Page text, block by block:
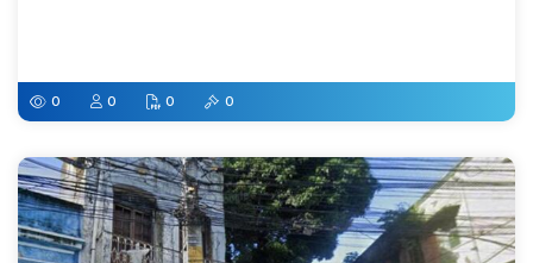
0 0 0 0